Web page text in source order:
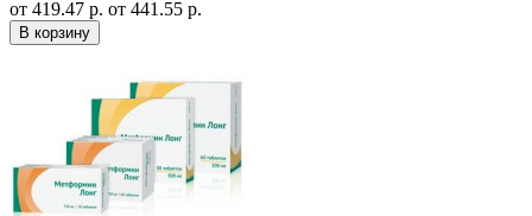
от 419.47 р. от 441.55 р.
В корзину